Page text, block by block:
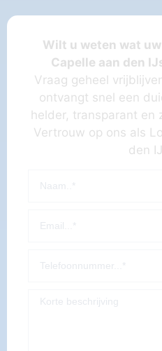
Wilt u weten wat
Capelle aan den
Vraag geheel
ontvangt snel een
helder, transparant en
Vertrouw op ons als
den